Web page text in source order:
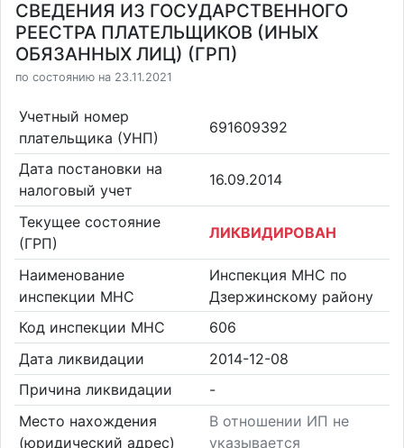
СВЕДЕНИЯ ИЗ ГОСУДАРСТВЕННОГО
РЕЕСТРА ПЛАТЕЛЬЩИКОВ (ИНЫХ
ОБЯЗАННЫХ ЛИЦ) (ГРП)
по состоянию на 23.11.2021
Учетный номер
плательщика (УНП)
691609392
Дата постановки на
налоговый учет
16.09.2014
Текущее состояние
(ГРП)
ЛИКВИДИРОВАН
Наименование
инспекции МНС
Инспекция МНС по
Дзержинскому району
Код инспекции МНС
606
Дата ликвидации
2014-12-08
Причина ликвидации
-
Место нахождения
(юридический адрес)
В отношении ИП не
указывается